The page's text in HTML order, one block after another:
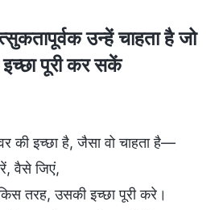
उन्हें चाहता है जो
पूरी कर सकें
की इच्छा है, जैसा वो चाहता है—
वैसे जिएं,
तरह, उसकी इच्छा पूरी करे।